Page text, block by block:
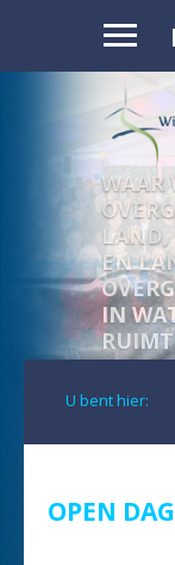
WAAR
LAND,
EN
IN
U bent hier:
OPEN